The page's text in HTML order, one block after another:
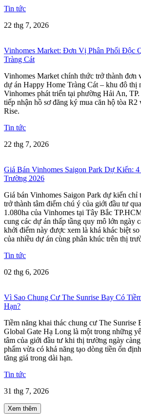
Tin tức
22 thg 7, 2026
Vinhomes Market: Đơn Vị Phân Phối Độc
Tràng Cát
Vinhomes Market chính thức trở thành đơn
dự án Happy Home Tràng Cát – khu đô thị
Vinhomes phát triển tại phường Hải An,
tiếp nhận hồ sơ đăng ký mua căn hộ tòa
Rise.
Tin tức
22 thg 7, 2026
Giá Bán Vinhomes Saigon Park Dự Kiến:
Trường 2026
Giá bán Vinhomes Saigon Park dự kiến chỉ
trở thành tâm điểm chú ý của giới đầu tư
1.080ha của Vinhomes tại Tây Bắc
cung các dự án thấp tầng quy mô lớn ngày
khởi điểm này được xem là khá khác biệt
của nhiều dự án cùng phân khúc trên thị
Tin tức
02 thg 6, 2026
Vì Sao Chung Cư The Sunrise Bay Có
Hạn?
Tiềm năng khai thác chung cư The Sunrise
Global Gate Hạ Long là một trong những
tâm của giới đầu tư khi thị trường ngày
phẩm vừa có khả năng tạo dòng tiền ổn
tăng giá trong dài hạn.
Tin tức
31 thg 7, 2026
Xem thêm